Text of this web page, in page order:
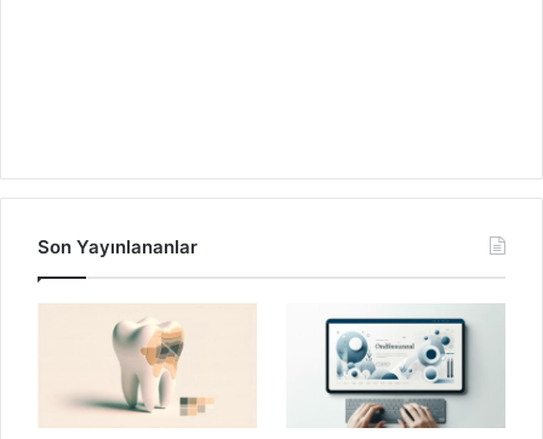
Son Yayınlananlar